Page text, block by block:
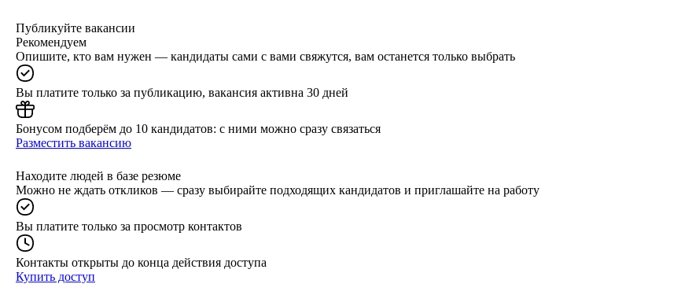
Публикуйте вакансии
Рекомендуем
Опишите, кто вам нужен — кандидаты сами с вами свяжутся, вам останется только выбрать
Вы платите только за публикацию, вакансия активна 30 дней
Бонусом подберём до 10 кандидатов: с ними можно сразу связаться
Разместить вакансию
Находите людей в базе резюме
Можно не ждать откликов — сразу выбирайте подходящих кандидатов и приглашайте на работу
Вы платите только за просмотр контактов
Контакты открыты до конца действия доступа
Купить доступ